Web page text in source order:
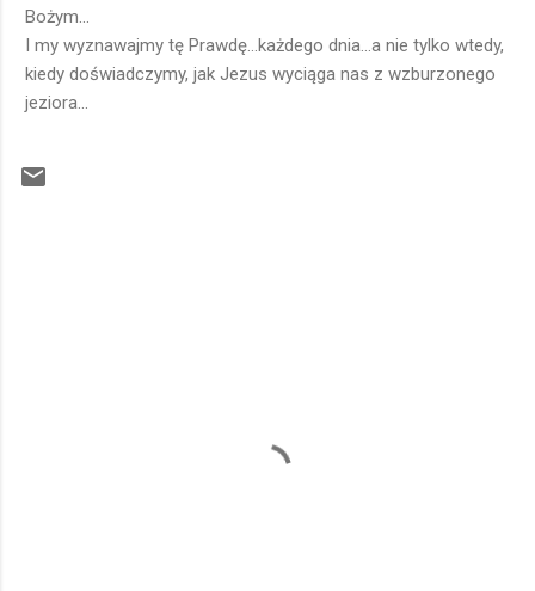
Bożym...
I my wyznawajmy tę Prawdę...każdego dnia...a nie tylko wtedy,
kiedy doświadczymy, jak Jezus wyciąga nas z wzburzonego
jeziora...